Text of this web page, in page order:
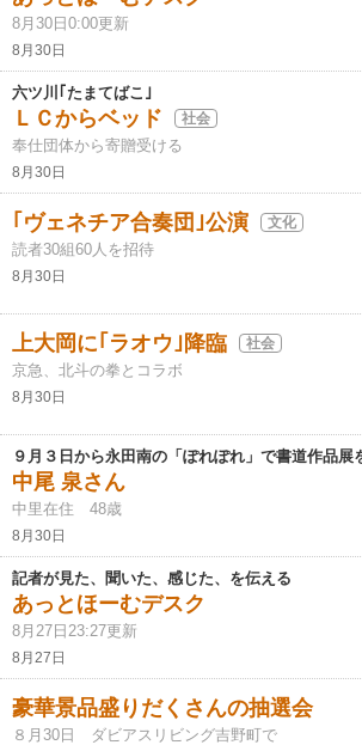
8月30日0:00更新
8月30日
六ツ川｢たまてばこ｣
ＬＣからベッド 社会
奉仕団体から寄贈受ける
8月30日
｢ヴェネチア合奏団｣公演 文化
読者30組60人を招待
8月30日
上大岡に｢ラオウ｣降臨 社会
京急、北斗の拳とコラボ
8月30日
９月３日から永田南の「ぽれぽれ」で書道作品展
中尾 泉さん
中里在住 48歳
8月30日
記者が見た、聞いた、感じた、を伝える
あっとほーむデスク
8月27日23:27更新
8月27日
豪華景品盛りだくさんの抽選会
８月30日 ダビアスリビング吉野町で